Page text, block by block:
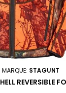
MARQUE: STAGUNT
REVERSIBLE